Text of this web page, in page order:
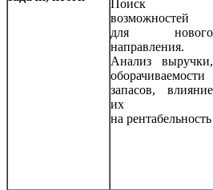
Поиск
возможностей
для нового
направления.
Анализ выручки,
оборачиваемости
запасов, влияние
их
на рентабельность